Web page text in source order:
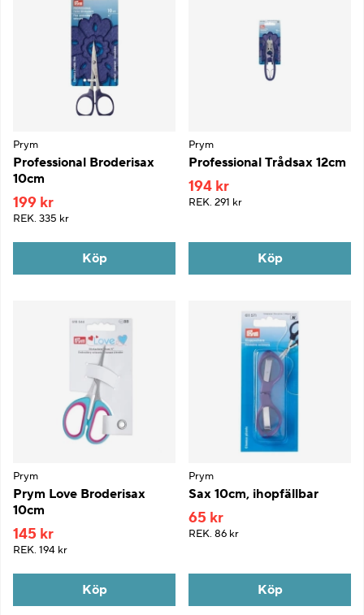
Prym
Professional Broderisax
10cm
199 kr
REK. 335 kr
Köp
Prym
Professional Trådsax 12cm
194 kr
REK. 291 kr
Köp
Prym
Prym Love Broderisax
10cm
145 kr
REK. 194 kr
Köp
Prym
Sax 10cm, ihopfällbar
65 kr
REK. 86 kr
Köp